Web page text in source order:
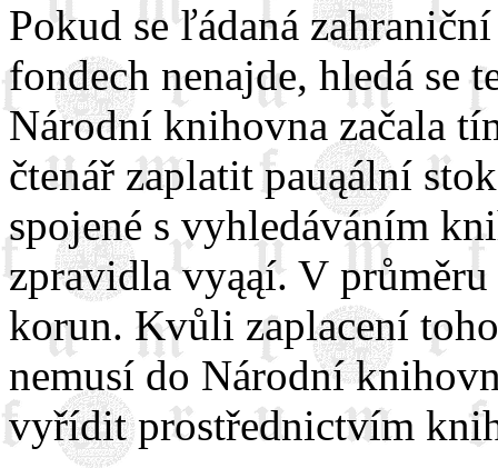
Pokud se ľádaná
fondech nenajde, hledá se
Národní knihovna začala
čtenář zaplatit pauąální
spojené s vyhledáváním
zpravidla vyąąí. V
korun. Kvůli zaplacení
nemusí do Národní
vyřídit prostřednictvím